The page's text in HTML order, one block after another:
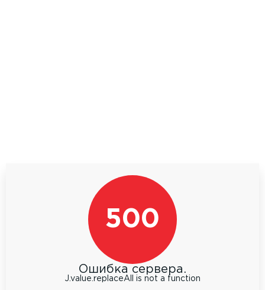
500
Ошибка сервера.
J.value.replaceAll is not a function